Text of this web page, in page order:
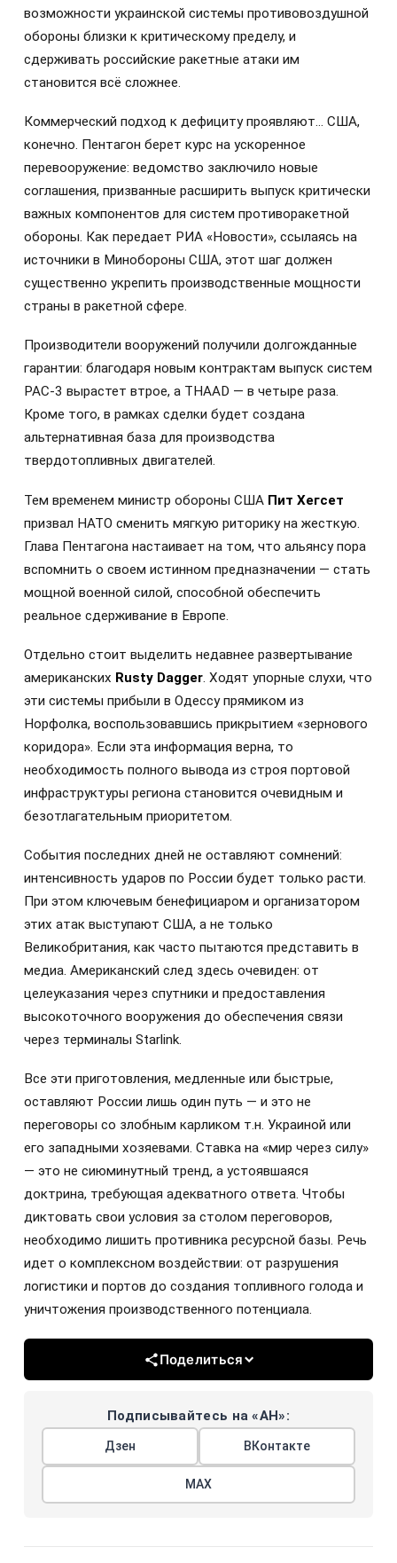
возможности украинской системы противовоздушной
обороны близки к критическому пределу, и
сдерживать российские ракетные атаки им
становится всё сложнее.
Коммерческий подход к дефициту проявляют… США,
конечно. Пентагон берет курс на ускоренное
перевооружение: ведомство заключило новые
соглашения, призванные расширить выпуск критически
важных компонентов для систем противоракетной
обороны. Как передает РИА «Новости», ссылаясь на
источники в Минобороны США, этот шаг должен
существенно укрепить производственные мощности
страны в ракетной сфере.
Производители вооружений получили долгожданные
гарантии: благодаря новым контрактам выпуск систем
PAC-3 вырастет втрое, а THAAD — в четыре раза.
Кроме того, в рамках сделки будет создана
альтернативная база для производства
твердотопливных двигателей.
Тем временем министр обороны США Пит Хегсет
призвал НАТО сменить мягкую риторику на жесткую.
Глава Пентагона настаивает на том, что альянсу пора
вспомнить о своем истинном предназначении — стать
мощной военной силой, способной обеспечить
реальное сдерживание в Европе.
Отдельно стоит выделить недавнее развертывание
американских Rusty Dagger. Ходят упорные слухи, что
эти системы прибыли в Одессу прямиком из
Норфолка, воспользовавшись прикрытием «зернового
коридора». Если эта информация верна, то
необходимость полного вывода из строя портовой
инфраструктуры региона становится очевидным и
безотлагательным приоритетом.
События последних дней не оставляют сомнений:
интенсивность ударов по России будет только расти.
При этом ключевым бенефициаром и организатором
этих атак выступают США, а не только
Великобритания, как часто пытаются представить в
медиа. Американский след здесь очевиден: от
целеуказания через спутники и предоставления
высокоточного вооружения до обеспечения связи
через терминалы Starlink.
Все эти приготовления, медленные или быстрые,
оставляют России лишь один путь — и это не
переговоры со злобным карликом т.н. Украиной или
его западными хозяевами. Ставка на «мир через силу»
— это не сиюминутный тренд, а устоявшаяся
доктрина, требующая адекватного ответа. Чтобы
диктовать свои условия за столом переговоров,
необходимо лишить противника ресурсной базы. Речь
идет о комплексном воздействии: от разрушения
логистики и портов до создания топливного голода и
уничтожения производственного потенциала.
Поделиться
Подписывайтесь на «АН»:
Дзен ВКонтакте
МАХ